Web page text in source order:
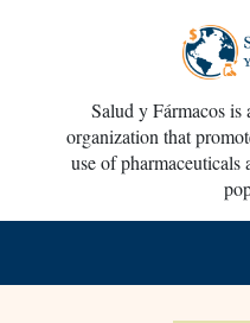
Salud y Fármacos
organization that
use of pharmaceuticals